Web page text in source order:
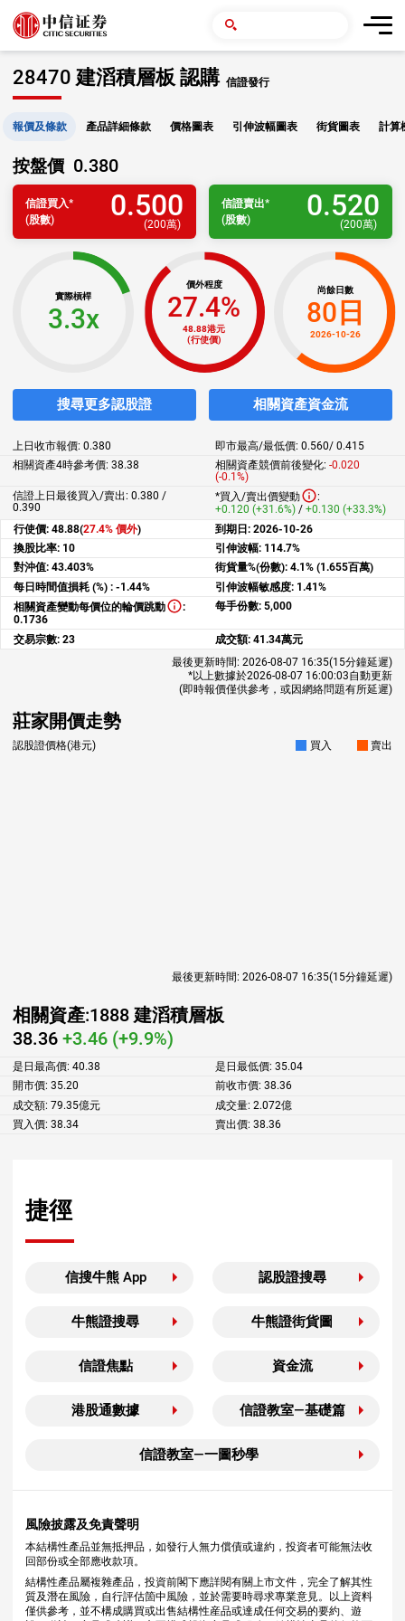
28470 建滔積層板 認購 信證發行
報價及條款 產品詳細條款 價格圖表 引伸波幅圖表 街貨圖表 計算
按盤價 0.380
信證買入*
(股數)
0.500
(200萬)
信證賣出*
(股數)
0.520
(200萬)
實際槓桿
3.3x
價外程度
27.4%
48.88港元
(行使價)
尚餘日數
80日
2026-10-26
搜尋更多認股證 相關資產資金流
上日收市報價: 0.380 即市最高/最低價: 0.560/ 0.415
相關資產4時參考價: 38.38 相關資產競價前後變化: -0.020
(-0.1%)
信證上日最後買入/賣出: 0.380 /
0.390
*買入/賣出價變動
:
+0.120 (+31.6%) / +0.130 (+33.3%)
行使價: 48.88(27.4% 價外) 到期日: 2026-10-26
換股比率: 10 引伸波幅: 114.7%
對沖值: 43.403% 街貨量%(份數): 4.1% (1.655百萬)
每日時間值損耗 (%) : -1.44% 引伸波幅敏感度: 1.41%
相關資產變動每價位的輪價跳動
:
0.1736
每手份數: 5,000
交易宗數: 23 成交額: 41.34萬元
最後更新時間: 2026-08-07 16:35(15分鐘延遲)
*以上數據於2026-08-07 16:00:03自動更新
(即時報價僅供參考，或因網絡問題有所延遲)
莊家開價走勢
認股證價格(港元) 買入 賣出
最後更新時間: 2026-08-07 16:35(15分鐘延遲)
相關資產:1888 建滔積層板
38.36 +3.46 (+9.9%)
是日最高價: 40.38 是日最低價: 35.04
開市價: 35.20 前收市價: 38.36
成交額: 79.35億元 成交量: 2.072億
買入價: 38.34 賣出價: 38.36
捷徑
信搜牛熊 App 認股證搜尋
牛熊證搜尋 牛熊證街貨圖
信證焦點 資金流
港股通數據 信證教室—基礎篇
信證教室—一圖秒學
風險披露及免責聲明
本結構性產品並無抵押品，如發行人無力償債或違約，投資者可能無法收
回部份或全部應收款項。
結構性產品屬複雜產品，投資前閣下應詳閱有關上市文件，完全了解其性
質及潛在風險，自行評估箇中風險，並於需要時尋求專業意見。以上資料
僅供參考，並不構成購買或出售結構性産品或達成任何交易的要約、遊